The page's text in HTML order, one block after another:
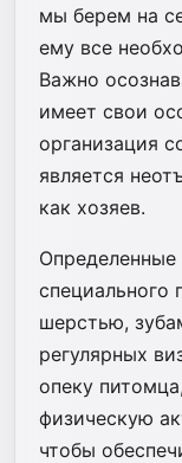
мы берем на
ему все
Важно
имеет свои
организация
является
как хозяев.
специального
шерстью,
регулярных
опеку
физическую
чтобы